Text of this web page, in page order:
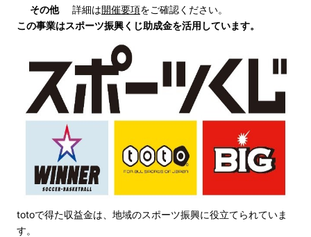
その他
詳細は開催要項をご確認ください。
この事業はスポーツ振興くじ助成金を活用しています。
totoで得た収益金は、地域のスポーツ振興に役立てられていま
す。